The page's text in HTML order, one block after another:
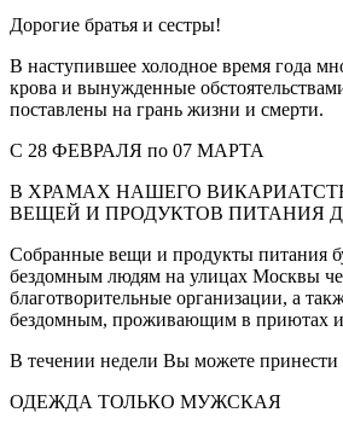
Дорогие братья и сестры!
В наступившее холодное время года
крова и вынужденные
поставлены на грань жизни и смерти.
C 28 ФЕВРАЛЯ по 07 МАРТА
В ХРАМАХ НАШЕГО
ВЕЩЕЙ И ПРОДУКТОВ ПИТАНИЯ
Собранные вещи и продукты питания
бездомным людям на улицах Москвы
благотворительные организации, а
бездомным, проживающим в приютах
В течении недели Вы можете
ОДЕЖДА ТОЛЬКО МУЖСКАЯ